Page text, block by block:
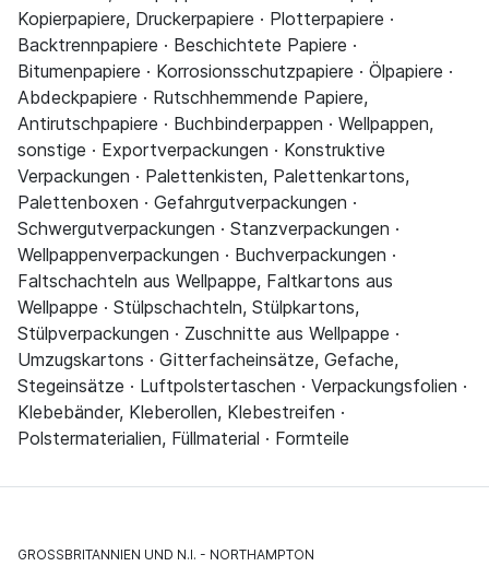
Kopierpapiere, Druckerpapiere · Plotterpapiere ·
Backtrennpapiere · Beschichtete Papiere ·
Bitumenpapiere · Korrosionsschutzpapiere · Ölpapiere ·
Abdeckpapiere · Rutschhemmende Papiere,
Antirutschpapiere · Buchbinderpappen · Wellpappen,
sonstige · Exportverpackungen · Konstruktive
Verpackungen · Palettenkisten, Palettenkartons,
Palettenboxen · Gefahrgutverpackungen ·
Schwergutverpackungen · Stanzverpackungen ·
Wellpappenverpackungen · Buchverpackungen ·
Faltschachteln aus Wellpappe, Faltkartons aus
Wellpappe · Stülpschachteln, Stülpkartons,
Stülpverpackungen · Zuschnitte aus Wellpappe ·
Umzugskartons · Gitterfacheinsätze, Gefache,
Stegeinsätze · Luftpolstertaschen · Verpackungsfolien ·
Klebebänder, Kleberollen, Klebestreifen ·
Polstermaterialien, Füllmaterial · Formteile
GROSSBRITANNIEN UND N.I. NORTHAMPTON